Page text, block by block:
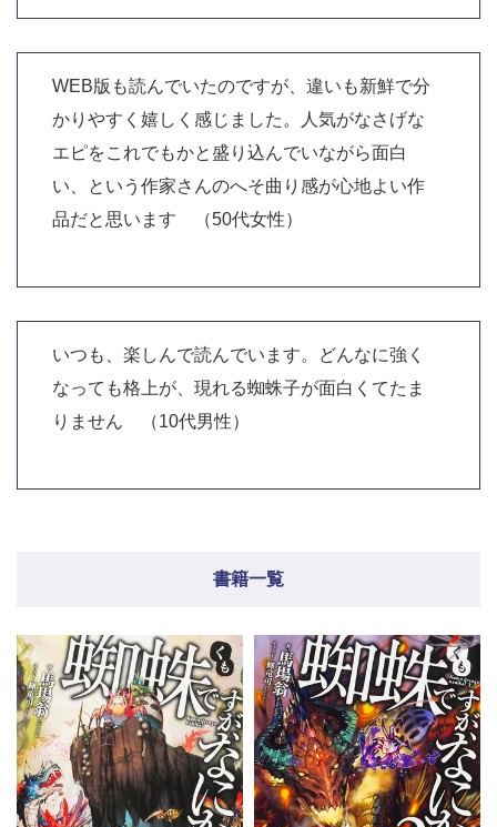
WEB版も読んでいたのですが、違いも新鮮で分
かりやすく嬉しく感じました。人気がなさげな
エピをこれでもかと盛り込んでいながら面白
い、という作家さんのへそ曲り感が心地よい作
品だと思います （50代女性）
いつも、楽しんで読んでいます。どんなに強く
なっても格上が、現れる蜘蛛子が面白くてたま
りません （10代男性）
書籍一覧